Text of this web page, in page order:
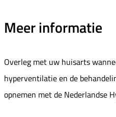
Meer informatie
Overleg met uw huisarts
hyperventilatie en de
opnemen met de Nederlandse